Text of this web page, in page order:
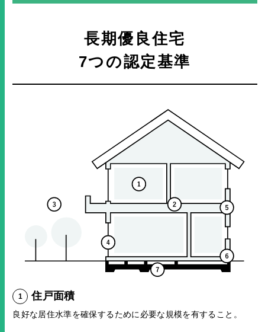
長期優良住宅
7つの認定基準
住戸面積
良好な居住水準を確保するために必要な規模を有すること。